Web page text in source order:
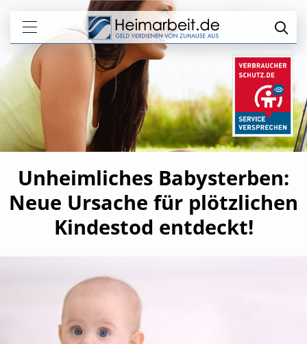
Unheimliches Babysterben:
Neue Ursache für plötzlichen
Kindestod entdeckt!